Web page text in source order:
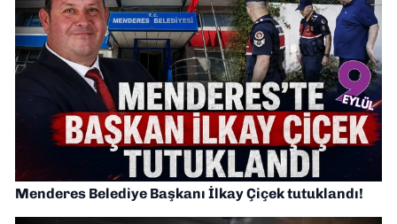
Menderes Belediye Başkanı İlkay Çiçek tutuklandı!